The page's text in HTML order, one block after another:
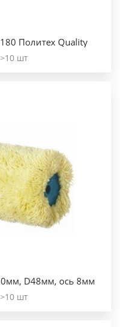
Политех Quality
шт
D48мм, ось 8мм
шт